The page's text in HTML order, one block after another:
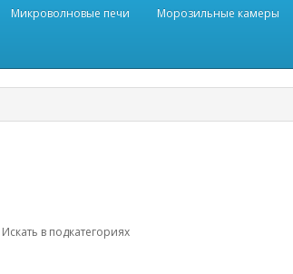
Микроволновые печи Морозильные камеры
Искать в подкатегориях